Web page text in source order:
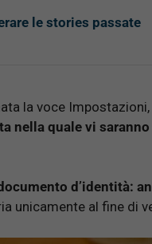
le stories passate
la voce
nella quale vi
d’identità:
unicamente al fine di